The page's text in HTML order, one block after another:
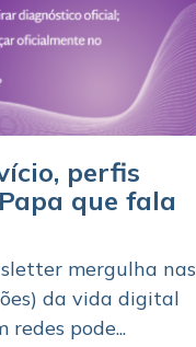
perfis
que fala
mergulha nas
da vida digital
redes pode...